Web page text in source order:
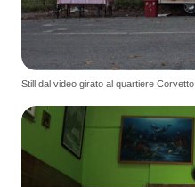
Still dal video girato al quartiere Corvetto